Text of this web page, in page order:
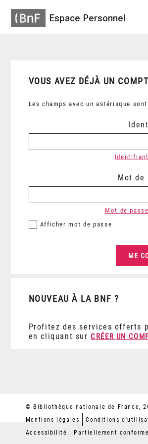
Espace Personnel
VOUS AVEZ DÉJÀ UN
Les champs avec un astérisque
Mot de
Afficher mot de passe
Mot de
NOUVEAU À LA BNF ?
Profitez des services offerts
en cliquant sur CRÉER UN
© Bibliothèque nationale de France,
Mentions légales
Conditions
Accessibilité : Partiellement conforme